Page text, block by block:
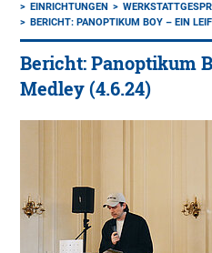
EINRICHTUNGEN
BERICHT: PANOPTIKUM BOY – EIN
Bericht: Panoptikum
Medley (4.6.24)